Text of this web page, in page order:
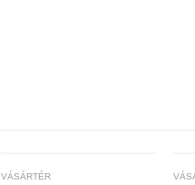
VÁSÁRTÉR